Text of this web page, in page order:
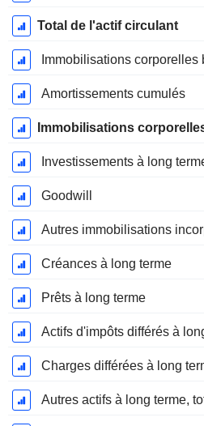
Total de l'actif circulant
Immobilisations corporelles
Amortissements cumulés
Immobilisations
Investissements à long
Goodwill
Autres immobilisations
Créances à long terme
Prêts à long terme
Actifs d'impôts différés à
Charges différées à long
Autres actifs à long terme,